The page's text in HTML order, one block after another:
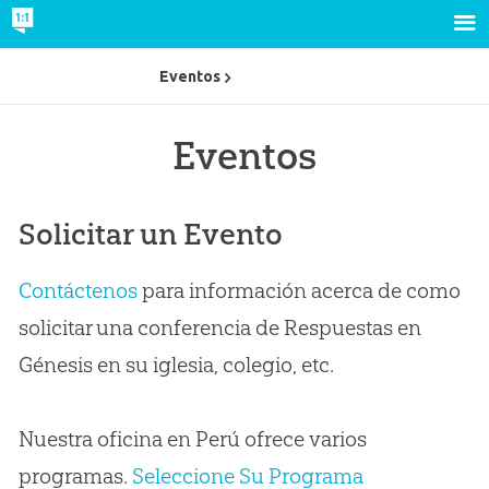
Eventos
Solicitar un Evento
Contáctenospara información acerca de como
solicitar una conferencia de Respuestas en
Génesis en su iglesia, colegio, etc.
Nuestra oficina en Perú ofrece varios
programas. Seleccione Su Programa
Eventos